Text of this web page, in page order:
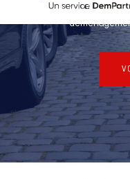
d'autorisations de